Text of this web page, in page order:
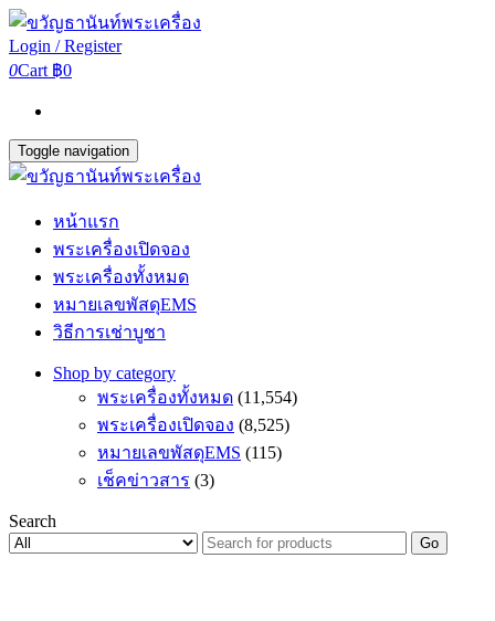
Login / Register
0Cart ฿0
Toggle navigation
หน้าแรก
พระเครื่องเปิดจอง
พระเครื่องทั้งหมด
หมายเลขพัสดุEMS
วิธีการเช่าบูชา
Shop by category
พระเครื่องทั้งหมด (11,554)
พระเครื่องเปิดจอง (8,525)
หมายเลขพัสดุEMS (115)
เช็คข่าวสาร (3)
Search
Go